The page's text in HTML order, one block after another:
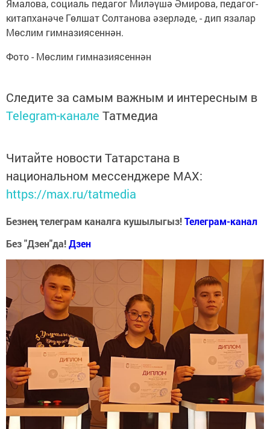
Ямалова, социаль педагог Миләүшә Әмирова, педагог-
китапханәче Гөлшат Солтанова әзерләде, - дип язалар
Мөслим гимназиясеннән.
Фото - Мөслим гимназиясеннән
Следите за самым важным и интересным в
Telegram-канале Татмедиа
Читайте новости Татарстана в
национальном мессенджере MАХ:
https://max.ru/tatmedia
Безнең телеграм каналга кушылыгыз!Телеграм-канал
Без "Дзен"да!Дзен